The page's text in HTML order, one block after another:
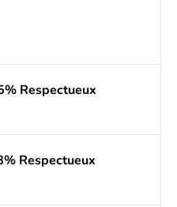
Respectueux
Respectueux